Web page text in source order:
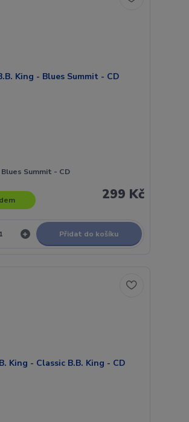
Blues Summit - CD
299 Kč
Přidat do košíku